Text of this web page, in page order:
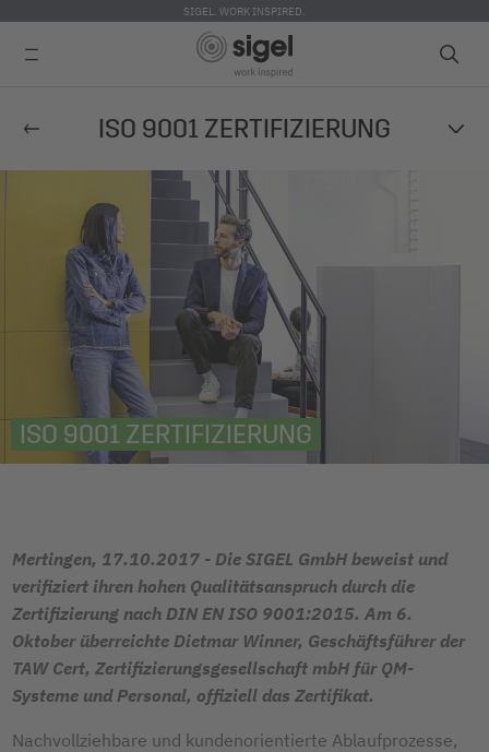
zum
SIGEL. WORK INSPIRED.
ISO 9001 ZERTIFIZIERUNG
ISO 9001 ZERTIFIZIERUNG
Mertingen, 17.10.2017 - Die SIGEL GmbH beweist und
verifiziert ihren hohen Qualitätsanspruch durch die
Zertifizierung nach DIN EN ISO 9001:2015. Am 6.
Oktober überreichte Dietmar Winner, Geschäftsführer der
TAW Cert, Zertifizierungsgesellschaft mbH für QM-
Systeme und Personal, offiziell das Zertifikat.
Nachvollziehbare und kundenorientierte Ablaufprozesse,